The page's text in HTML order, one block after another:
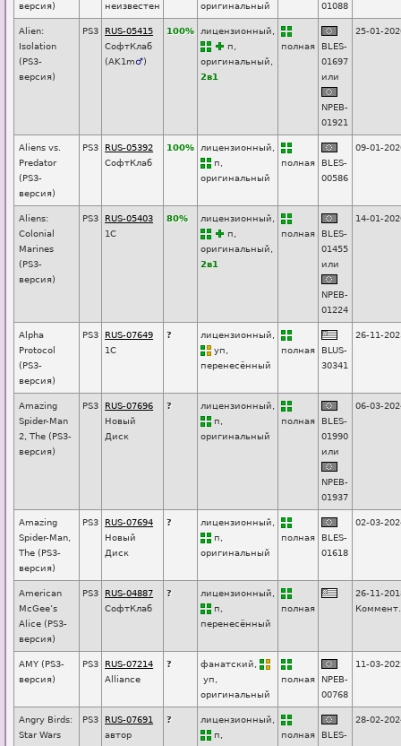
версия) неизвестен оригинальный 01088
Alien:
Isolation
(PS3-
версия)
PS3
RUS-05415
СофтКлаб
(AK1m♂)
100%
лицензионный,
п
оригинальный,
2в1
полная
BLES-
01697
или
NPEB-
01921
25-01-
Aliens vs.
Predator
(PS3-
версия)
PS3
RUS-05392
СофтКлаб
100%
лицензионный,
п
оригинальный
полная
BLES-
00586
09-01-
Aliens:
Colonial
Marines
(PS3-
версия)
PS3
RUS-05403
1С
80%
лицензионный,
п
оригинальный,
2в1
полная
BLES-
01455
или
NPEB-
01224
14-01-
Alpha
Protocol
(PS3-
версия)
PS3
RUS-07649
1С
?
лицензионный,
уп
перенесённый
полная
BLUS-
30341
26-11-
Amazing
Spider-Man
2, The (PS3-
версия)
PS3
RUS-07696
Новый
Диск
?
лицензионный,
п
оригинальный
полная
BLES-
01990
или
NPEB-
01937
06-03-
Amazing
Spider-Man,
The (PS3-
версия)
PS3
RUS-07694
Новый
Диск
?
лицензионный,
п
оригинальный
полная
BLES-
01618
02-03-
American
McGee’s
Alice (PS3-
версия)
PS3
RUS-04887
СофтКлаб
?
лицензионный,
п
перенесённый
полная
26-11-
AMY (PS3-
версия)
PS3
RUS-07214
Alliance
?
фанатский,
уп
оригинальный
полная
NPEB-
00768
11-03-
Angry Birds:
Star Wars
PS3
RUS-07691
автор
?
лицензионный,
п
полная
BLES-
28-02-